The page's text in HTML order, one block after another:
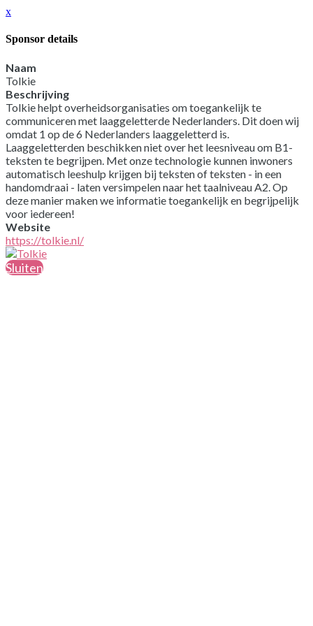
x
Sponsor details
Naam
Tolkie
Beschrijving
Tolkie helpt overheidsorganisaties om toegankelijk te
communiceren met laaggeletterde Nederlanders. Dit doen wij
omdat 1 op de 6 Nederlanders laaggeletterd is.
Laaggeletterden beschikken niet over het leesniveau om B1-
teksten te begrijpen. Met onze technologie kunnen inwoners
automatisch leeshulp krijgen bij teksten of teksten - in een
handomdraai - laten versimpelen naar het taalniveau A2. Op
deze manier maken we informatie toegankelijk en begrijpelijk
voor iedereen!
Website
https://tolkie.nl/
Sluiten